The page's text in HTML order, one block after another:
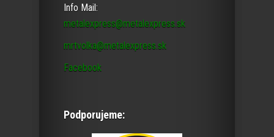
Info Mail:
metalexpress@metalexpress.sk
mrtvolka@metalexpress.sk
Facebook
Podporujeme: